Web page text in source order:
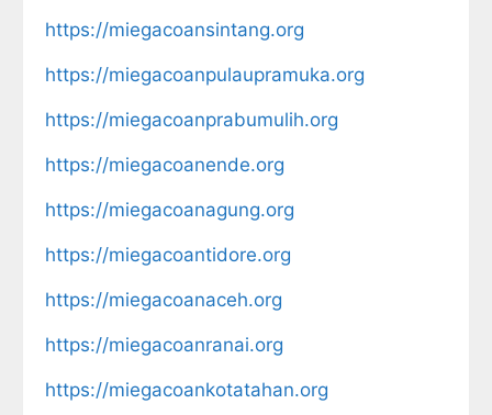
https://miegacoansintang.org
https://miegacoanpulaupramuka.org
https://miegacoanprabumulih.org
https://miegacoanende.org
https://miegacoanagung.org
https://miegacoantidore.org
https://miegacoanaceh.org
https://miegacoanranai.org
https://miegacoankotatahan.org